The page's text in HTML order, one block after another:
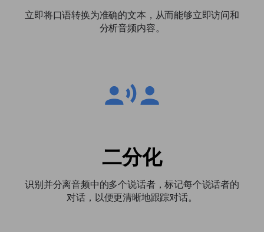
立即将口语转换为准确的文本，从而能够立即访问和
分析音频内容。
二分化
识别并分离音频中的多个说话者，标记每个说话者的
对话，以便更清晰地跟踪对话。